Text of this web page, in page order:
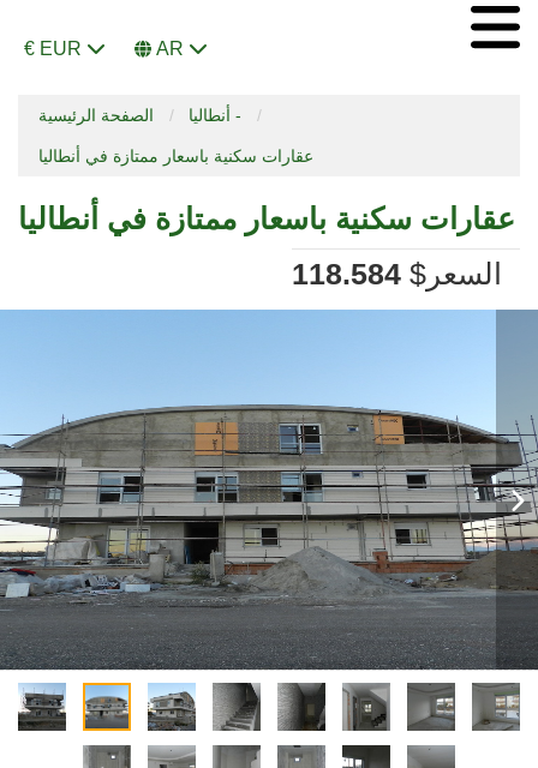
€ EUR AR
الصفحة الرئيسية أنطاليا -
عقارات سكنية باسعار ممتازة في أنطاليا
عقارات سكنية باسعار ممتازة في أنطاليا
السعر
118.584 $